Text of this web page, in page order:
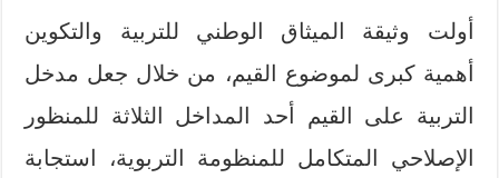
أولت وثيقة الميثاق الوطني للتربية والتكوين
أهمية كبرى لموضوع القيم، من خلال جعل مدخل
التربية على القيم أحد المداخل الثلاثة للمنظور
الإصلاحي المتكامل للمنظومة التربوية، استجابة